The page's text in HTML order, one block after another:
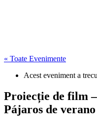
« Toate Evenimente
Acest eveniment a
Proiecție de film
Pájaros de verano